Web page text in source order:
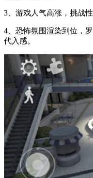
3、游戏人气高涨，挑战
4、恐怖氛围渲染到位，
代入感。